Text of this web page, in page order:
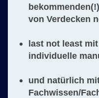
von Verdecken
last not least
individuelle
und natürlich
Fachwissen/